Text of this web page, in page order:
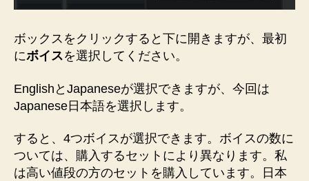
ボックスをクリックすると下に開きますが、最初
にボイスを選択してください。
EnglishとJapaneseが選択できますが、今回は
Japanese日本語を選択します。
すると、4つボイスが選択できます。ボイスの数に
ついては、購入するセットにより異なります。私
は高い値段の方のセットを購入しています。日本